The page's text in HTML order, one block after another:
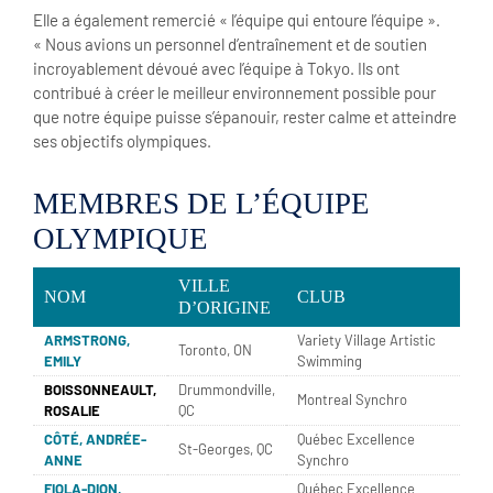
Elle a également remercié « l’équipe qui entoure l’équipe ».
« Nous avions un personnel d’entraînement et de soutien
incroyablement dévoué avec l’équipe à Tokyo. Ils ont
contribué à créer le meilleur environnement possible pour
que notre équipe puisse s’épanouir, rester calme et atteindre
ses objectifs olympiques.
MEMBRES DE L’ÉQUIPE
OLYMPIQUE
NOM
VILLE
D’ORIGINE
CLUB
ARMSTRONG,
EMILY
Toronto, ON
Variety Village Artistic
Swimming
BOISSONNEAULT,
ROSALIE
Drummondville,
QC
Montreal Synchro
CÔTÉ, ANDRÉE-
ANNE
St-Georges, QC
Québec Excellence
Synchro
FIOLA-DION,
Québec Excellence